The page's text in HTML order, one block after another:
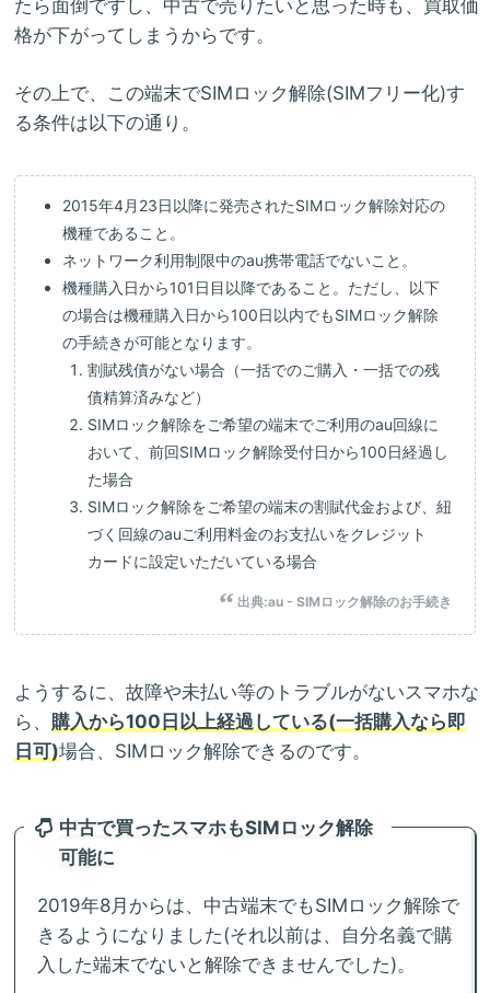
たら面倒ですし、中古で売りたいと思った時も、買取価
格が下がってしまうからです。
その上で、この端末でSIMロック解除(SIMフリー化)す
る条件は以下の通り。
2015年4月23日以降に発売されたSIMロック解除対応の
機種であること。
ネットワーク利用制限中のau携帯電話でないこと。
機種購入日から101日目以降であること。ただし、以下
の場合は機種購入日から100日以内でもSIMロック解除
の手続きが可能となります。
割賦残債がない場合（一括でのご購入・一括での残
債精算済みなど）
SIMロック解除をご希望の端末でご利用のau回線に
おいて、前回SIMロック解除受付日から100日経過し
た場合
SIMロック解除をご希望の端末の割賦代金および、紐
づく回線のauご利用料金のお支払いをクレジット
カードに設定いただいている場合
出典:au - SIMロック解除のお手続き
ようするに、故障や未払い等のトラブルがないスマホな
ら、 購入から100日以上経過している(一括購入なら即
日可)場合、SIMロック解除できるのです。
中古で買ったスマホもSIMロック解除
可能に
2019年8月からは、中古端末でもSIMロック解除で
きるようになりました(それ以前は、自分名義で購
入した端末でないと解除できませんでした)。